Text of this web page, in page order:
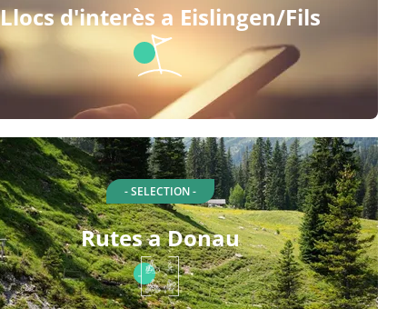
Llocs d'interès a Eislingen/Fils
- SELECTION -
Rutes a Donau